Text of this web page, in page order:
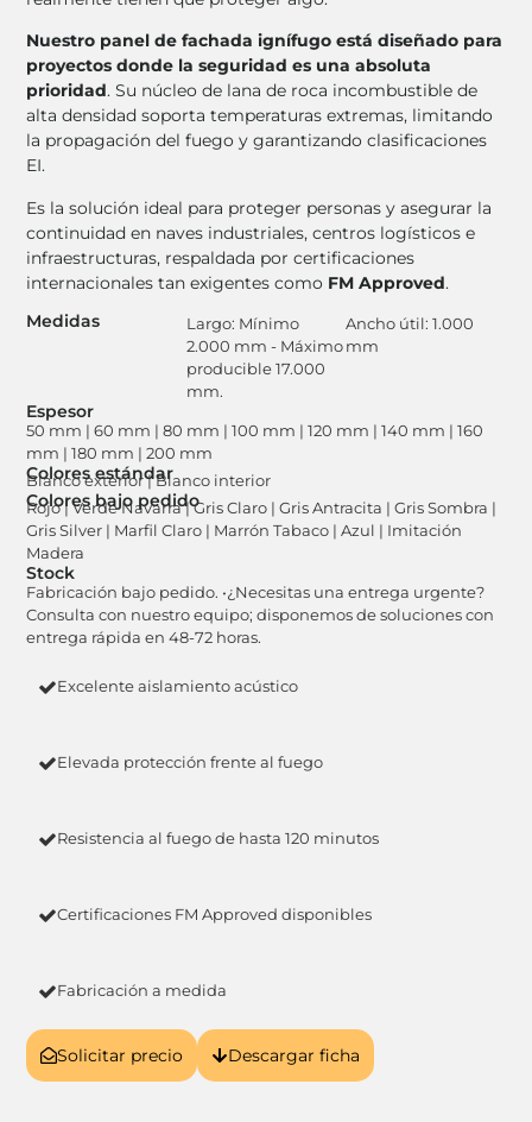
Nuestro panel de fachada ignífugo está diseñado para
proyectos donde la seguridad es una absoluta
prioridad. Su núcleo de lana de roca incombustible de
alta densidad soporta temperaturas extremas, limitando
la propagación del fuego y garantizando clasificaciones
EI.
Es la solución ideal para proteger personas y asegurar la
continuidad en naves industriales, centros logísticos e
infraestructuras, respaldada por certificaciones
internacionales tan exigentes como FM Approved.
Medidas
Largo: Mínimo
2.000 mm - Máximo
producible 17.000
mm.
Ancho útil: 1.000
mm
Espesor
50 mm | 60 mm | 80 mm | 100 mm | 120 mm | 140 mm | 160
mm | 180 mm | 200 mm
Colores estándar
Blanco exterior | Blanco interior
Colores bajo pedido
Rojo | Verde Navarra | Gris Claro | Gris Antracita | Gris Sombra |
Gris Silver | Marfil Claro | Marrón Tabaco | Azul | Imitación
Madera
Stock
Fabricación bajo pedido. •¿Necesitas una entrega urgente?
Consulta con nuestro equipo; disponemos de soluciones con
entrega rápida en 48-72 horas.
Excelente aislamiento acústico
Elevada protección frente al fuego
Resistencia al fuego de hasta 120 minutos
Certificaciones FM Approved disponibles
Fabricación a medida
Solicitar precio Descargar ficha